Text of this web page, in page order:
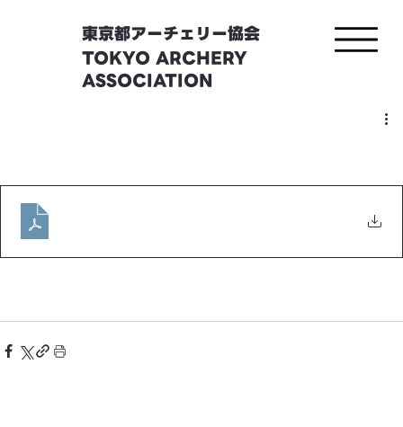
東京都アーチェリー協会
TOKYO ARCHERY
ASSOCIATION